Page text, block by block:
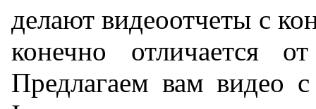
делают видеоотчеты с
конечно отличается
Предлагаем вам видео